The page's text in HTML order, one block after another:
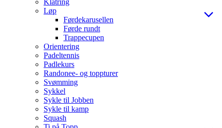
Klatring
Løp
Førdekarusellen
Førde rundt
Trappecupen
Orientering
Padeltennis
Padlekurs
Randonee- og toppturer
Svømming
Sykkel
Sykle til Jobben
Sykle til kamp
Squash